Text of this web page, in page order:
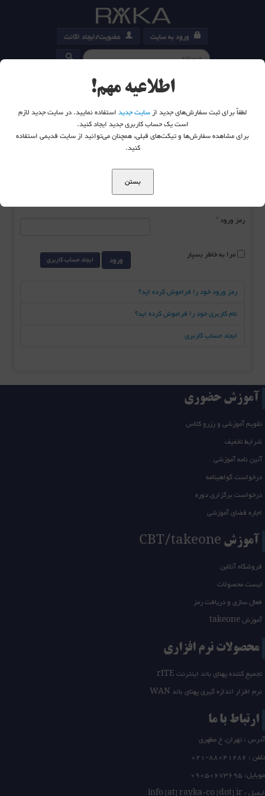
ورود به سایت عضویت/ایجاد اکانت
کارت خرید
شما اینجا هستید:خانه ورود به سایت
رمز ورود *
مرا به خاطر بسپار ورود ایجاد حساب کاربری
رمز ورود خود را فراموش کرده اید؟
نام کاربری خود را فراموش کرده اید؟
ایجاد حساب کاربری
آموزش حضوری
تقویم آموزشی و رزرو کلاس
شرایط تخفیف
آئین نامه آموزشی
درخواست گواهینامه
درخواست برگزاری دوره
اجاره فضای آموزشی
آموزش CBT/takeone
فروشگاه آنلاین
لیست محصولات
فعال سازی و دریافت رمز
آموزش takeone
محصولات نرم افزاری
تجمیع کننده پهنای باند اینترنت rITE
نرم افزار اندازه گیری پهنای باند WAN
ارتباط با ما
آدرس : تهران، خ مطهری
تلفن : 21-88041286
0
موبایل: 09050673695
ایمیل : info [at] rayka-co [dot] ir
اطلاعیه مهم!
لطفاً برای ثبت سفارش‌های جدید ازسایت جدیداستفاده نمایید. در سایت جدید لازم
است یک حساب کاربری جدید ایجاد کنید.
برای مشاهده سفارش‌ها و تیکت‌های قبلی، همچنان می‌توانید از سایت قدیمی استفاده
کنید.
بستن